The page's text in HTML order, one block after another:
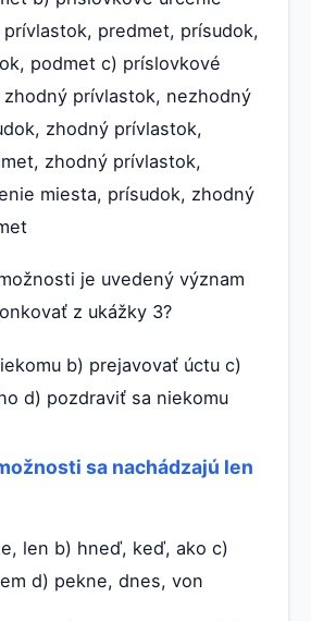
predmet, prísudok,
podmet c) príslovkové
prívlastok, nezhodný
zhodný prívlastok,
zhodný prívlastok,
miesta, prísudok, zhodný
je uvedený význam
z ukážky 3?
b) prejavovať úctu c)
d) pozdraviť sa niekomu
sa nachádzajú len
len b) hneď, keď, ako c)
d) pekne, dnes, von